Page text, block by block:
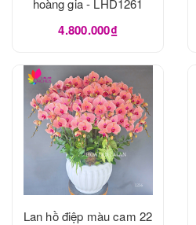
hoàng gia - LHD1261
4.800.000₫
Lan hồ điệp màu cam 22